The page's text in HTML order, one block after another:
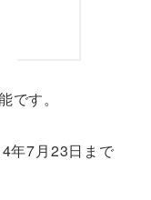
です。
年7月23日まで